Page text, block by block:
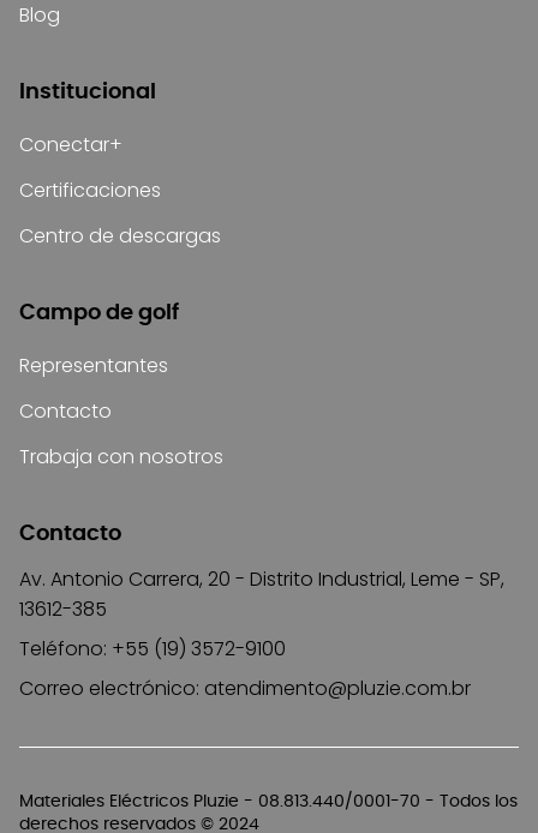
Materiales Eléctricos Pluzie - 08.813.440/0001-70 - Todos los
derechos reservados © 2024
Blog
Institucional
Conectar+
Certificaciones
Centro de descargas
Campo de golf
Representantes
Contacto
Trabaja con nosotros
Contacto
Av. Antonio Carrera, 20 - Distrito Industrial, Leme - SP,
13612-385
Teléfono: +55 (19) 3572-9100
Correo electrónico: atendimento@pluzie.com.br